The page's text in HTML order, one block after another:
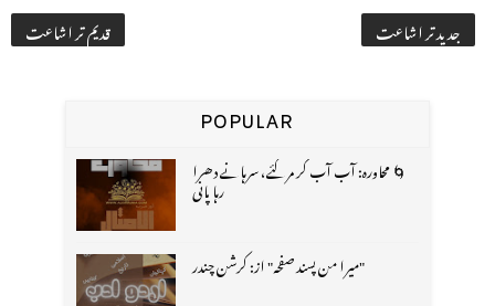
جدید تر اشاعت قدیم تر اشاعت
POPULAR
🌀 محاورہ: آب آب کر مر گئے، سرہانے دھرا
رہا پانی
"میرا من پسند صفحہ" از: کرشن چندر